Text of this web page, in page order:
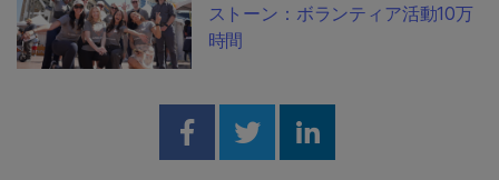
ストーン：ボランティア活動10万
時間
Share on Facebook
Share on Twitter
Share on